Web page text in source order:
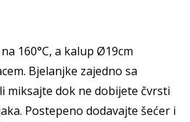
160°C, a kalup Ø19cm
Bjelanjke zajedno sa
miksajte dok ne dobijete čvrsti
Postepeno dodavajte šećer i